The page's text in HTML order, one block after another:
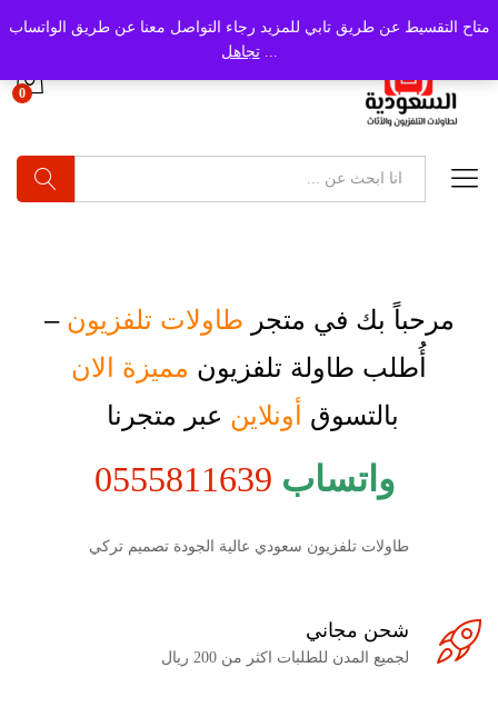
متاح التقسيط عن طريق تابي للمزيد رجاء التواصل معنا عن طريق الواتساب
...تجاهل
0
مرحباً بك في متجر طاولات تلفزيون –
أُطلب طاولة تلفزيون مميزة الان
بالتسوق أونلاين عبر متجرنا
واتساب
طاولات تلفزيون سعودي عالية الجودة تصميم تركي
شحن مجاني
لجميع المدن للطلبات اكثر من 200 ريال